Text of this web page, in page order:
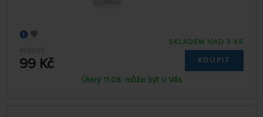
439065
99 Kč
SKLADEM NAD 5 KS
KOUPIT
Úterý 11.08. může být u Vás